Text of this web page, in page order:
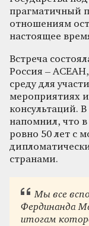
прагматичный
отношениям
настоящее
Встреча
Россия –
среду для
мероприятиях
консультаций.
напомнил, что
ровно 50 лет с
странами.
Мы все
Фердинанда
итогам